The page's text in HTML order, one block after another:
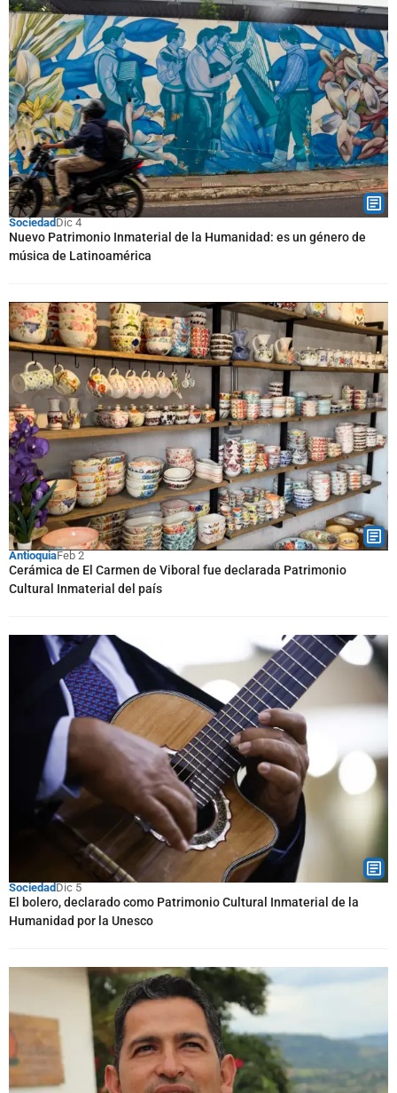
Sociedad Dic 4
Nuevo Patrimonio Inmaterial de la Humanidad: es un género de
música de Latinoamérica
AntioquiaFeb 2
Cerámica de El Carmen de Viboral fue declarada Patrimonio
Cultural Inmaterial del país
Sociedad Dic 5
El bolero, declarado como Patrimonio Cultural Inmaterial de la
Humanidad por la Unesco